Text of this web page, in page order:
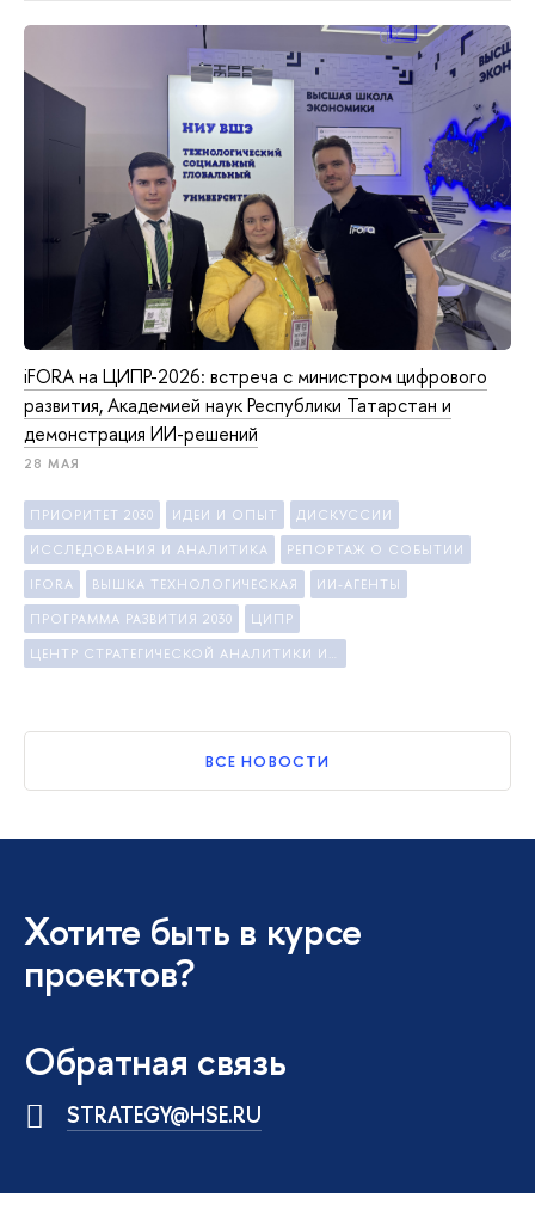
iFORA на ЦИПР-2026: встреча с министром цифрового
развития, Академией наук Республики Татарстан и
демонстрация ИИ-решений
28 МАЯ
ПРИОРИТЕТ 2030 ИДЕИ И ОПЫТ ДИСКУССИИ
ИССЛЕДОВАНИЯ И АНАЛИТИКА РЕПОРТАЖ О СОБЫТИИ
IFORA ВЫШКА ТЕХНОЛОГИЧЕСКАЯ ИИ-АГЕНТЫ
ПРОГРАММА РАЗВИТИЯ 2030 ЦИПР
ВСЕ НОВОСТИ
Хотите быть в курсе
проектов?
Обратная связь
STRATEGY@HSE.RU